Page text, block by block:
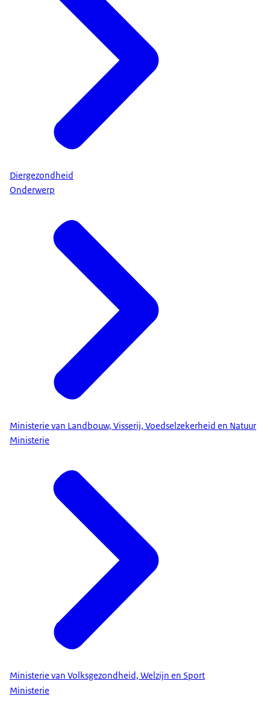
Diergezondheid
Onderwerp
Ministerie van Landbouw, Visserij, Voedselzekerheid en Natuur
Ministerie
Ministerie van Volksgezondheid, Welzijn en Sport
Ministerie